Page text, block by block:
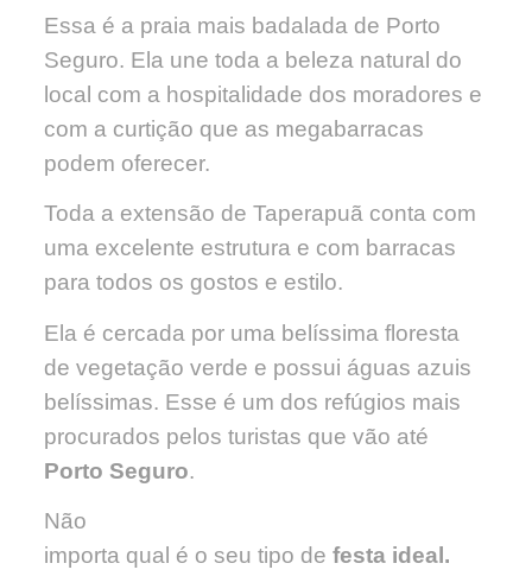
Essa é a praia mais badalada de Porto
Seguro. Ela une toda a beleza natural do
local com a hospitalidade dos moradores e
com a curtição que as megabarracas
podem oferecer.
Toda a extensão de Taperapuã conta com
uma excelente estrutura e com barracas
para todos os gostos e estilo.
Ela é cercada por uma belíssima floresta
de vegetação verde e possui águas azuis
belíssimas. Esse é um dos refúgios mais
procurados pelos turistas que vão até
Porto Seguro.
Não
importa qual é o seu tipo defesta ideal.